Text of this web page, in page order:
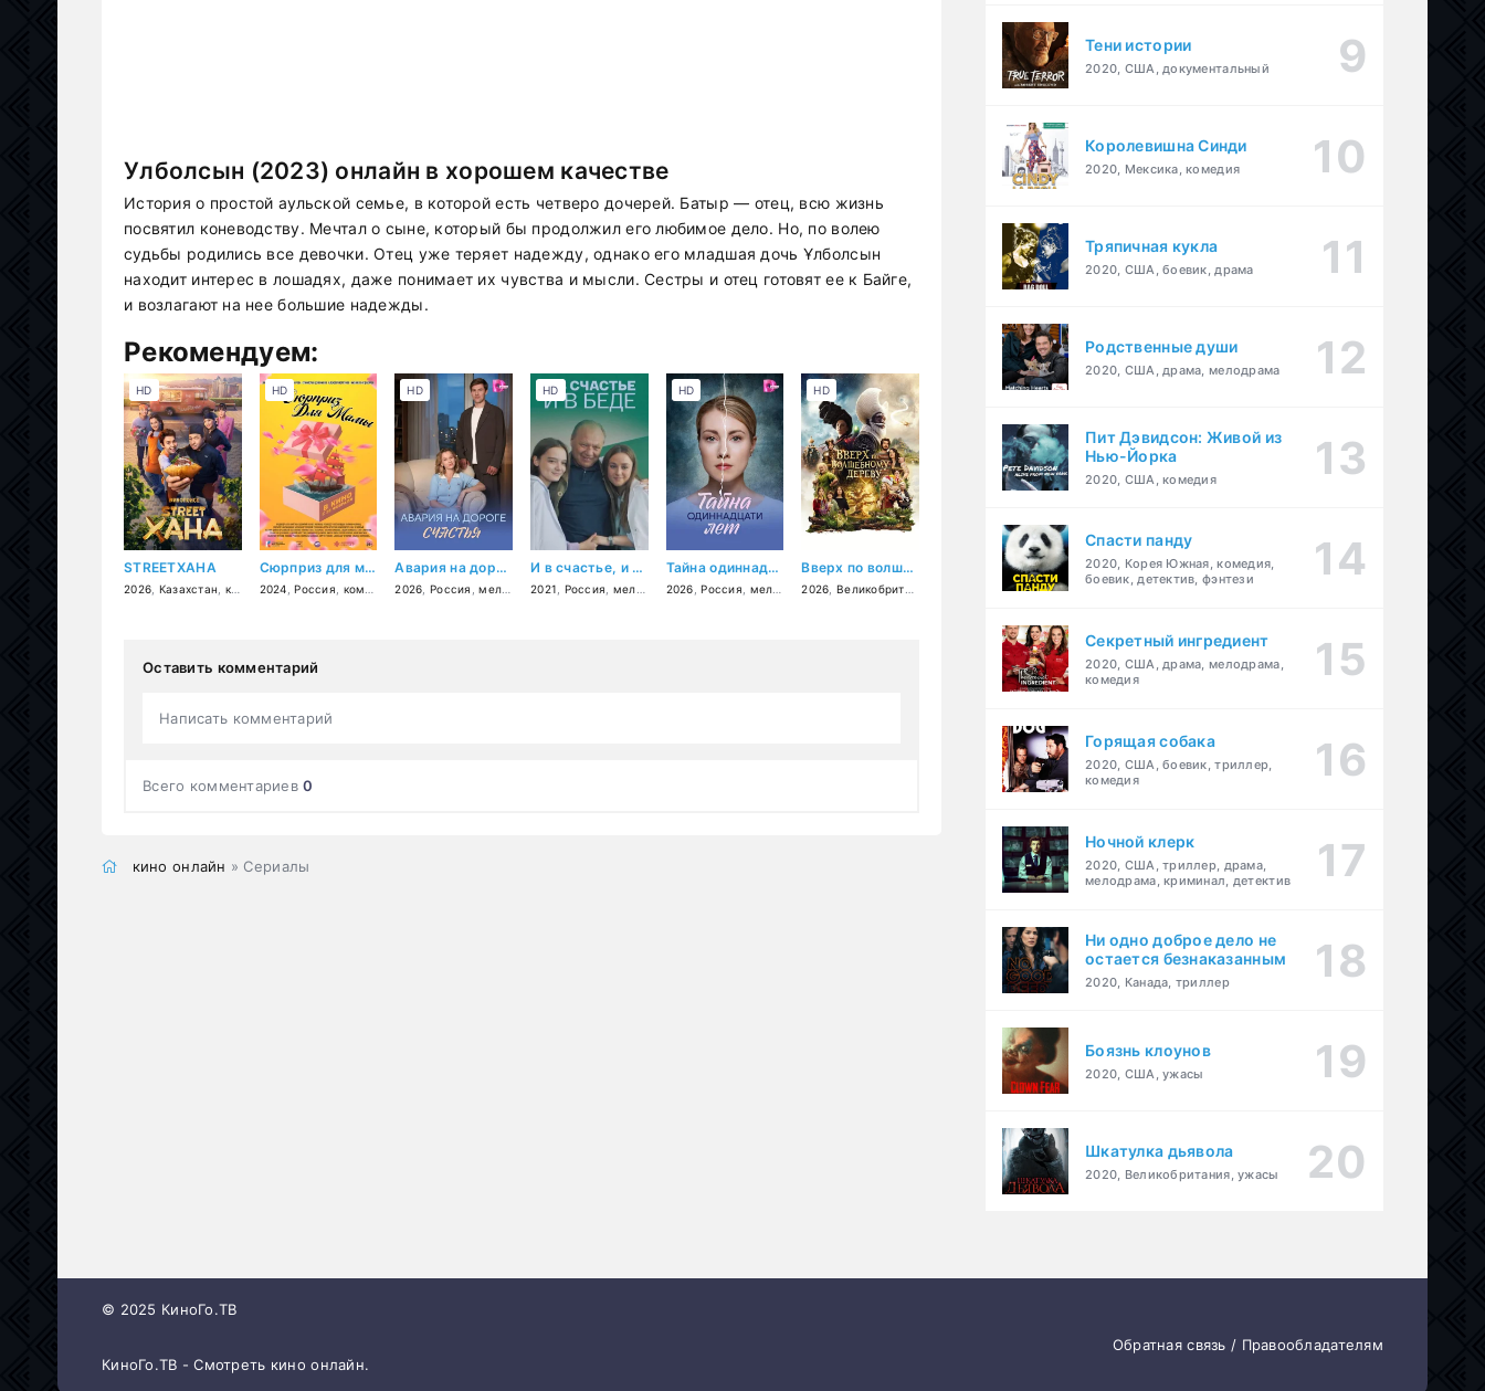
Улболсын (2023) онлайн в хорошем качестве
История о простой аульской семье, в которой есть четверо дочерей. Батыр — отец, всю жизнь
посвятил коневодству. Мечтал о сыне, который бы продолжил его любимое дело. Но, по волею
судьбы родились все девочки. Отец уже теряет надежду, однако его младшая дочь Ұлболсын
находит интерес в лошадях, даже понимает их чувства и мысли. Сестры и отец готовят ее к Байге,
и возлагают на нее большие надежды.
Рекомендуем:
STREETХАНА
2026 Казахстан комедия
HD
Сюрприз для мамы
2024 ,Россия комедия ,семейный
HD
Авария на дороге счастья
2026 Россия ,мелодрама
HD
И в счастье, и в беде
2021 Россия мелодрама ,драма
HD
Тайна одиннадцати лет
2026 ,Россия мелодрама
HD
Вверх по волшебному дереву
2026 Великобритания Франция,приключения семейный фэнтези
HD
Оставить комментарий
Написать комментарий
Всего комментариев0
кино онлайн » Сериалы
Тени истории
2020, США, документальный
Королевишна Синди
2020, Мексика, комедия
Тряпичная кукла
2020, США, боевик, драма
Родственные души
2020, США, драма, мелодрама
Пит Дэвидсон: Живой из
Нью-Йорка
2020, США, комедия
Спасти панду
2020, Корея Южная, комедия,
боевик, детектив, фэнтези
Секретный ингредиент
2020, США, драма, мелодрама,
комедия
Горящая собака
2020, США, боевик, триллер,
комедия
Ночной клерк
2020, США, триллер, драма,
мелодрама, криминал, детектив
Ни одно доброе дело не
остается безнаказанным
2020, Канада, триллер
Боязнь клоунов
2020, США, ужасы
Шкатулка дьявола
2020, Великобритания, ужасы
© 2025 КиноГо.ТВ
КиноГо.ТВ - Смотреть кино онлайн.
Обратная связь / Правообладателям